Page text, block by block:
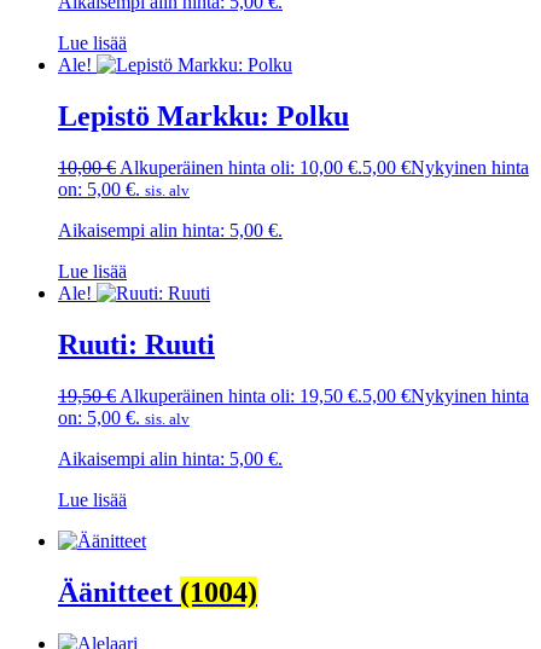
Lue lisää
Ale!
Lepistö Markku: Polku
10,00€ Alkuperäinen hinta oli: 10,00 €.5,00 €Nykyinen hinta
on: 5,00 €. sis. alv
Aikaisempi alin hinta: 5,00 €.
Lue lisää
Ale!
Ruuti: Ruuti
19,50€ Alkuperäinen hinta oli: 19,50 €.5,00 €Nykyinen hinta
on: 5,00 €. sis. alv
Aikaisempi alin hinta: 5,00 €.
Lue lisää
Äänitteet (1004)